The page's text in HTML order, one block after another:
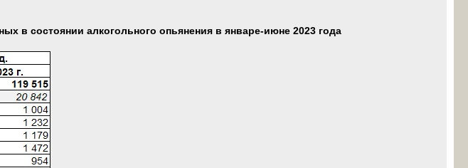
в состоянии алкогольного опьянения в январе-июне 2023 года